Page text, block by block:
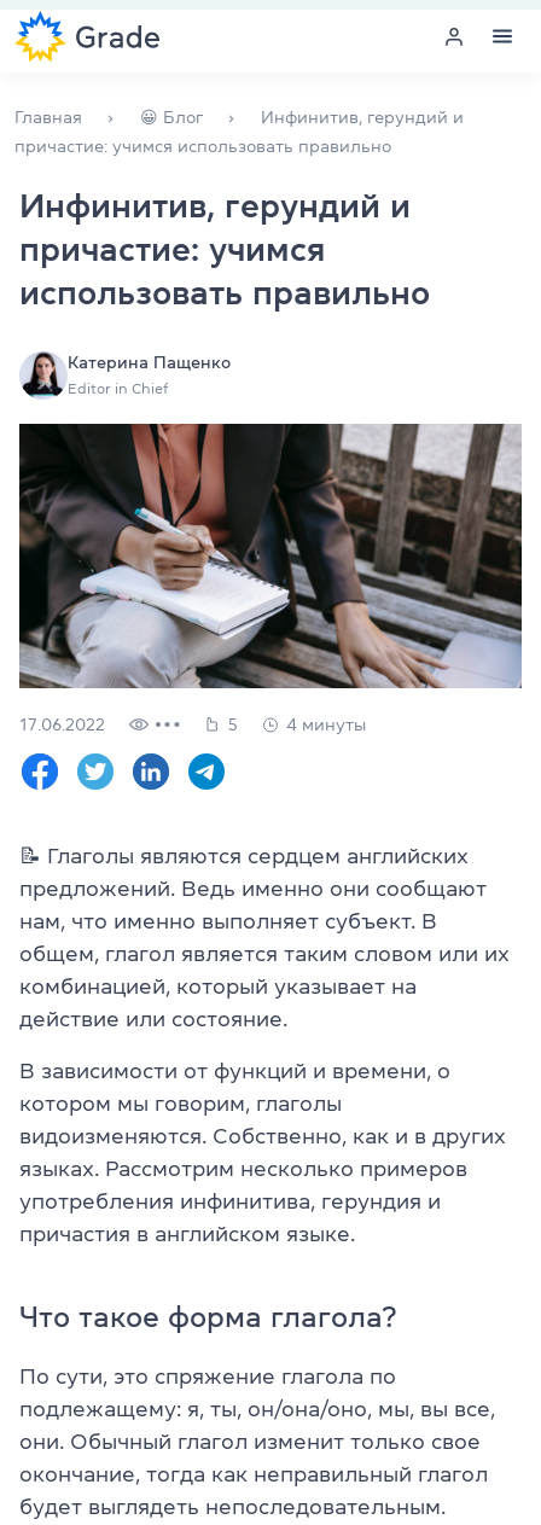
Обучение для преподавателей
Английский для компаний
Подготовка к экзаменам
Больше о нас
Проверить свойуровень
Оставить заявку
Язык сайта RU
(063) 580 11 00
(098) 580 11 00
г. Киев, метро Золотые Ворота, ул. Ярославов Вал, 13/2-б,
Посмотреть на Google Maps
Главная 😀 Блог
Инфинитив, герундий и
причастие: учимся использовать правильно
Инфинитив, герундий и
причастие: учимся
использовать правильно
Катерина Пащенко
Editor in Chief
17.06.2022 5 4 минуты
📝 Глаголы являются сердцем английских
предложений. Ведь именно они сообщают
нам, что именно выполняет субъект. В
общем, глагол является таким словом или их
комбинацией, который указывает на
действие или состояние.
В зависимости от функций и времени, о
котором мы говорим, глаголы
видоизменяются. Собственно, как и в других
языках. Рассмотрим несколько примеров
употребления инфинитива, герундия и
причастия в английском языке.
Что такое форма глагола?
По сути, это спряжение глагола по
подлежащему: я, ты, он/она/оно, мы, вы все,
они. Обычный глагол изменит только свое
окончание, тогда как неправильный глагол
будет выглядеть непоследовательным.